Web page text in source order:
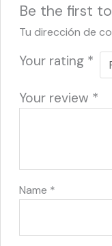
Be the first to
Tu dirección de
Your rating *
Your review *
Name *